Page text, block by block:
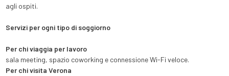
agli ospiti.
Servizi per ogni tipo di soggiorno
Per chi viaggia per lavoro
sala meeting, spazio coworking e connessione Wi-Fi veloce.
Per chi visita Verona